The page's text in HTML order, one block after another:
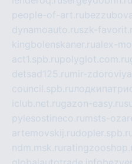
people-of-art.ru
dynamoauto.ruszk-
kingbolenskaner.rualex-
act1.spb.rupolyglot.com.ru
detsad125.ru mir-
council.spb.ru
iclub.net.rugazon-easy.ru
pylesostineco.ru msts-
artemovskij.ru
ndm.msk.ru